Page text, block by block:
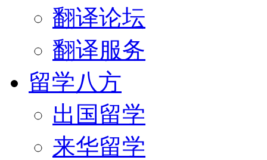
翻译论坛
翻译服务
留学八方
出国留学
来华留学